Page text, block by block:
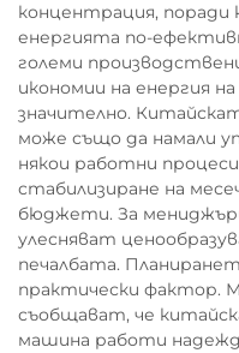
концентрация, поради
енергията по-
големи
икономии на енергия
значително.
може също да намали
някои работни
стабилизиране на
бюджети. За
улесняват
печалбата.
практически фактор.
съобщават, че
машина работи